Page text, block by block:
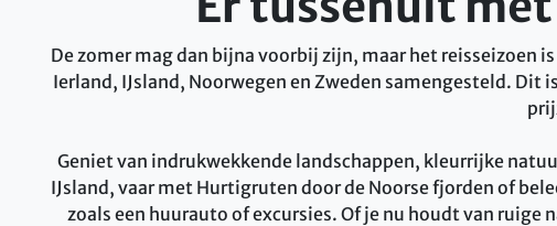
De zomer mag dan bijna voorbij zijn, maar het reisseizoen
Ierland, IJsland, Noorwegen en Zweden samengesteld.
Geniet van indrukwekkende landschappen, kleurrijke
IJsland, vaar met Hurtigruten door de Noorse fjorden of
zoals een huurauto of excursies. Of je nu houdt van